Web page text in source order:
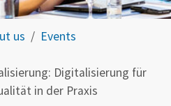
us Events
Digitalisierung für
in der Praxis